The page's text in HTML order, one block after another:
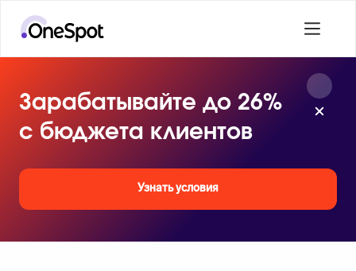
Зарабатывайте до 26%
с бюджета клиентов
Узнать условия